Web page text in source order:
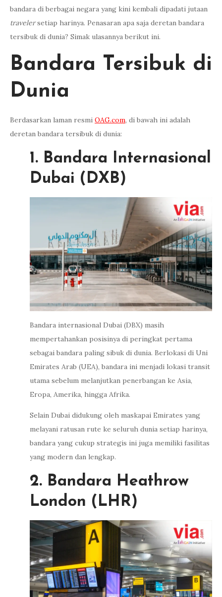
bandara di berbagai negara yang kini kembali dipadati jutaan
travelersetiap harinya. Penasaran apa saja deretan bandara
tersibuk di dunia? Simak ulasannya berikut ini.
Bandara Tersibuk di
Dunia
Berdasarkan laman resmi OAG.com, di bawah ini adalah
deretan bandara tersibuk di dunia:
1. Bandara Internasional
Dubai (DXB)
Bandara internasional Dubai (DBX) masih
mempertahankan posisinya di peringkat pertama
sebagai bandara paling sibuk di dunia. Berlokasi di Uni
Emirates Arab (UEA), bandara ini menjadi lokasi transit
utama sebelum melanjutkan penerbangan ke Asia,
Eropa, Amerika, hingga Afrika.
Selain Dubai didukung oleh maskapai Emirates yang
melayani ratusan rute ke seluruh dunia setiap harinya,
bandara yang cukup strategis ini juga memiliki fasilitas
yang modern dan lengkap.
2. Bandara Heathrow
London (LHR)